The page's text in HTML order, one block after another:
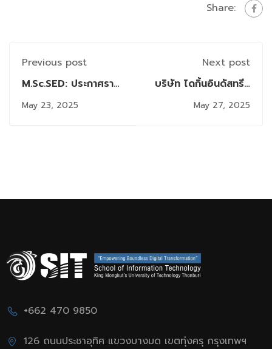
Share:
Previous post
M.Sc.SED: ประกาศราย
ชื่อและผังสอบ
Comprehensive
May 23, 2025
Next post
บริษัท ไดกิ้นอินดัสทรีส์
(ประเทศไทย)จำกัด เปิด
รับสมัครงาน จำนวน 30
May 27, 2025
+662 470 9850
126 ถนนประชาอุทิศ แขวงบางมด เขตทุ่งครุ กรุงเทพฯ